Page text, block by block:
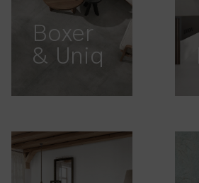
Boxer
& Uniq